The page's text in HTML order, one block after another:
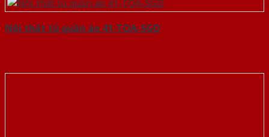
Nội thất tủ quần áo 41-TQA-SGD